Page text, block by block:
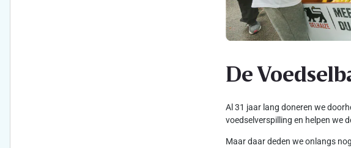
De
Al 31 jaar lang doneren we
voedselverspilling en helpen we
Maar daar deden we onlangs